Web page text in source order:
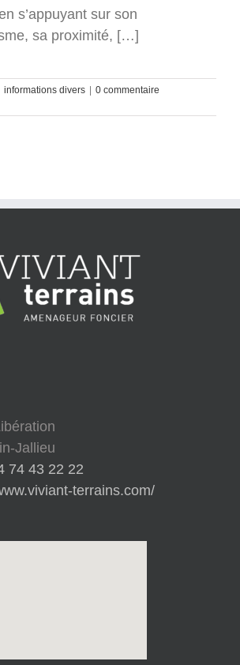
s’appuyant sur son
sa proximité, […]
informations divers | 0 commentaire
Jallieu
74 43 22 22
terrains.com/